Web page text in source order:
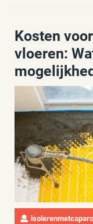
Kosten
vloeren: